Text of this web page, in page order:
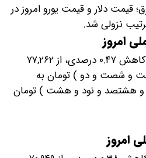
قیمت دلار و قیمت یورو امروز در
نزولی شد.
امروز
یورو در صرافی ملی امروز با کاهش ۰.۴۷ درصدی، از ۷۷,۲۶۲
و شصت و دو ) تومان به
و هشتصد و نود و هشت ) تومان
امروز